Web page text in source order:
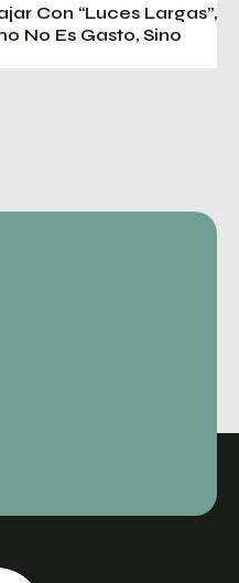
Con “luces Largas”,
No Es Gasto, Sino